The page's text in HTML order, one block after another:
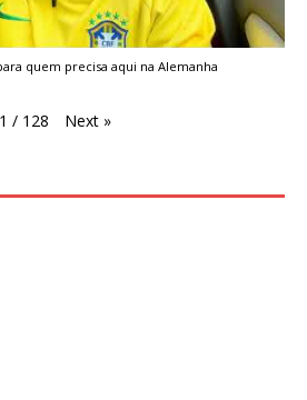
quem precisa aqui na Alemanha
1 / 128 Next »